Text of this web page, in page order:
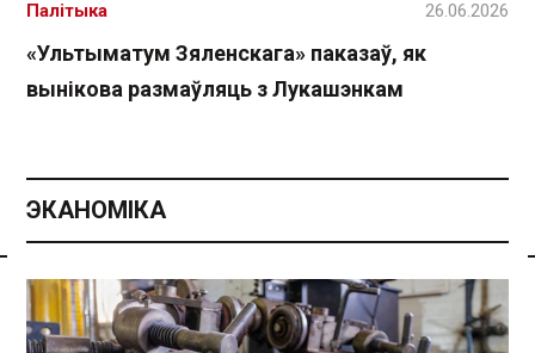
Спасылка без VPN
«Ультыматум Зяленскага» паказаў, як
вынікова размаўляць з Лукашэнкам
Палітыка 26.06.2026
ЭКАНОМІКА